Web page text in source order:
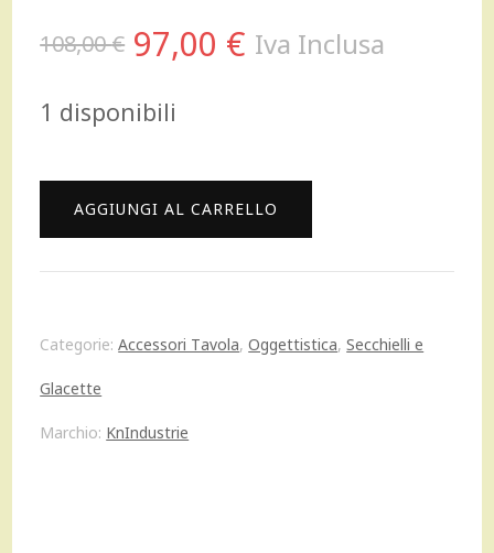
108,00€ Il
era:
108,00 €.
97,00 € Il
è:
97,00 €.
Iva Inclusa
1 disponibili
KnIndustrie
Secchiello
champagne
oro
AGGIUNGI AL CARRELLO
Categorie:Accessori Tavola,Oggettistica,Secchielli e
Glacette
Marchio: KnIndustrie